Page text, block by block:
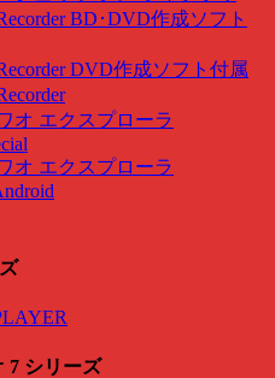
BD･DVD作成ソフト
DVD作成ソフト付属
オ エクスプローラ
オ エクスプローラ
7 シリーズ